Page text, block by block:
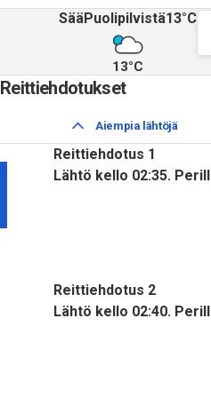
SääPuolipilvistä13°C
13°C
Reittiehdotukset
Aiempia lähtöjä
Reittiehdotus 1
Lähtö kello 02:35.
Reittiehdotus 2
Lähtö kello 02:40.